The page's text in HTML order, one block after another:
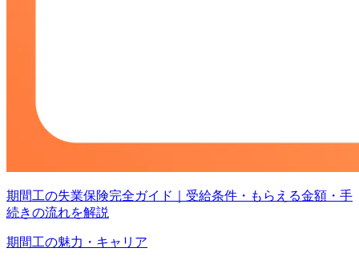
期間工の失業保険完全ガイド｜受給条件・もらえる金額・手
続きの流れを解説
期間工の魅力・キャリア